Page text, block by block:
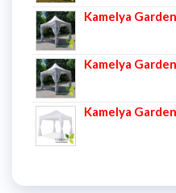
Kamelya
Kamelya
Kamelya